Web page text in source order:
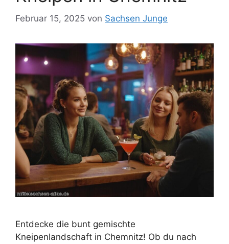
Februar 15, 2025 von Sachsen Junge
Entdecke die bunt gemischte
Kneipenlandschaft in Chemnitz! Ob du nach